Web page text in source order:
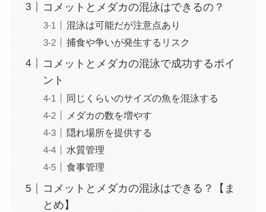
コメットとメダカの混泳はできるの？
混泳は可能だが注意点あり
捕食や争いが発生するリスク
コメットとメダカの混泳で成功するポイ
ント
同じくらいのサイズの魚を混泳する
メダカの数を増やす
隠れ場所を提供する
水質管理
食事管理
コメットとメダカの混泳はできる？【ま
とめ】